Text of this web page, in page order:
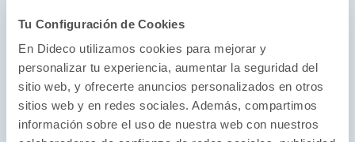
Tu Configuración de Cookies
En Dideco utilizamos cookies para mejorar y
personalizar tu experiencia, aumentar la seguridad del
sitio web, y ofrecerte anuncios personalizados en otros
sitios web y en redes sociales. Además, compartimos
información sobre el uso de nuestra web con nuestros
desmadrado, hipervitalista, hiperliterario, delirante,
cómico, humilde y encantadoramente chiflado.
Manuel Vilas en estado puro.» Javier Cercas
«Vilas lo ha vuelto a conseguir. Con su escritura
enamorada y esa mirada trasera que fascina al lector